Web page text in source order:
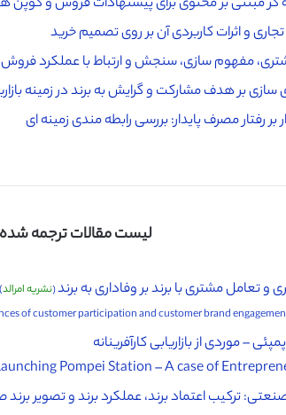
و اثرات کاربردی آن بر روی تصمیم خرید
مشتری، مفهوم ‌سازی، سنجش و ارتباط با عملکرد فروش
سازی بر هدف مشارکت و گرایش به برند در زمینه
بر رفتار مصرف پایدار: بررسی رابطه مندی زمینه ای
لیست مقالات ترجمه
و تعامل مشتری با برند بر وفاداری به برند(نشریه امرالد)
– موردی از بازاریابی کارآفرینانه
Pompei Station – A case of
ترکیب اعتماد برند، عملکرد برند و تصویر